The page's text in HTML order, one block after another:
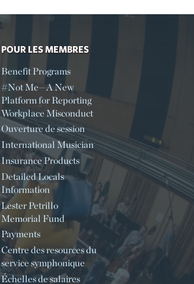
POUR LES MEMBRES
Benefit Programs
#Not Me—A New
Platform for Reporting
Workplace Misconduct
Ouverture de session
International Musician
Insurance Products
Detailed Locals
Information
Lester Petrillo
Memorial Fund
Payments
Centre des resources du
service symphonique
Échelles de salaires